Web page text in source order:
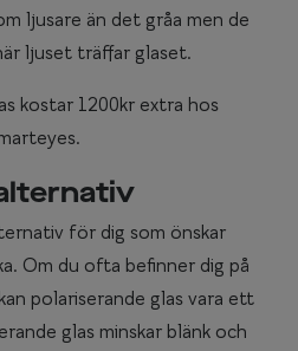
ljusare än det gråa men de
ljuset träffar glaset.
kostar 1200kr extra hos
för dig som önskar
Om du ofta befinner dig på
polariserande glas vara ett
glas minskar blänk och